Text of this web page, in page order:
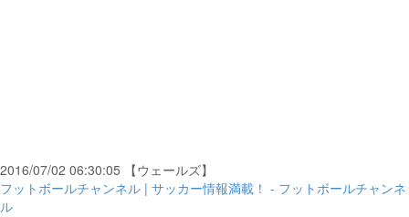
2016/07/02 06:30:05 【ウェールズ】
フットボールチャンネル | サッカー情報満載！ - フットボールチャンネ
ル